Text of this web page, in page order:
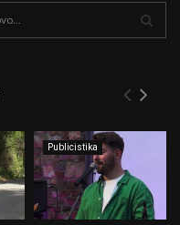
Y
H
A
Publicistika